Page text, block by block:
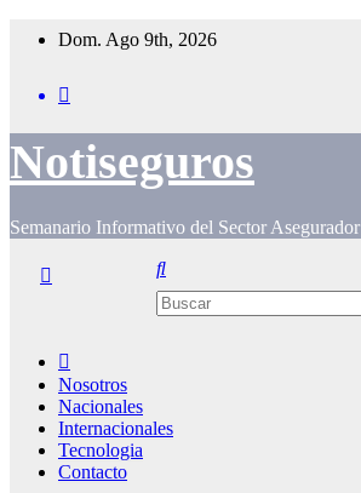
Dom. Ago 9th, 2026
Notiseguros
Semanario Informativo del Sector Asegurador
Nosotros
Nacionales
Internacionales
Tecnologia
Contacto